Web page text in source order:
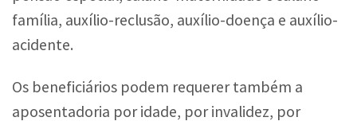
família, auxílio-reclusão, auxílio-doença e auxílio-
acidente.
Os beneficiários podem requerer também a
aposentadoria por idade, por invalidez, por